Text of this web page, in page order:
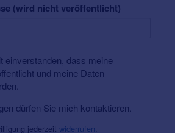
(wird nicht veröffentlicht)
einverstanden, dass meine
und meine Daten
dürfen Sie mich kontaktieren.
jederzeit widerrufen